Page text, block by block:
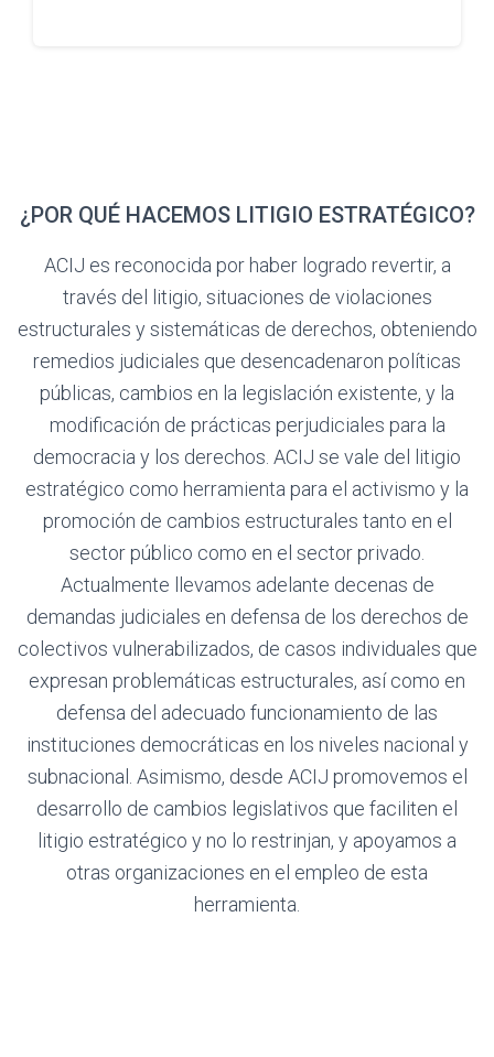
¿POR QUÉ HACEMOS LITIGIO ESTRATÉGICO?
ACIJ es reconocida por haber logrado revertir, a
través del litigio, situaciones de violaciones
estructurales y sistemáticas de derechos, obteniendo
remedios judiciales que desencadenaron políticas
públicas, cambios en la legislación existente, y la
modificación de prácticas perjudiciales para la
democracia y los derechos. ACIJ se vale del litigio
estratégico como herramienta para el activismo y la
promoción de cambios estructurales tanto en el
sector público como en el sector privado.
Actualmente llevamos adelante decenas de
demandas judiciales en defensa de los derechos de
colectivos vulnerabilizados, de casos individuales que
expresan problemáticas estructurales, así como en
defensa del adecuado funcionamiento de las
instituciones democráticas en los niveles nacional y
subnacional. Asimismo, desde ACIJ promovemos el
desarrollo de cambios legislativos que faciliten el
litigio estratégico y no lo restrinjan, y apoyamos a
otras organizaciones en el empleo de esta
herramienta.